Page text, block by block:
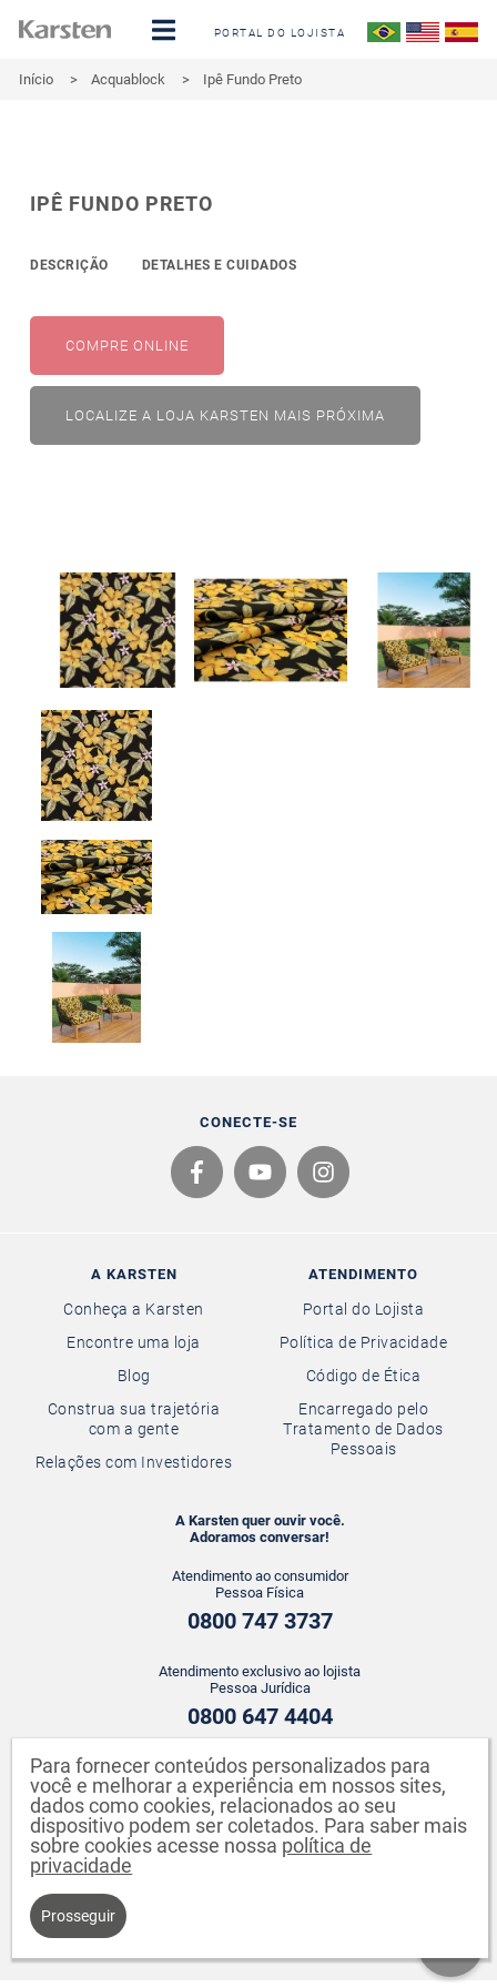
PORTAL DO LOJISTA
Início > Acquablock > Ipê Fundo Preto
IPÊ FUNDO PRETO
DESCRIÇÃO DETALHES E CUIDADOS
COMPRE ONLINE
LOCALIZE A LOJA KARSTEN MAIS PRÓXIMA
CONECTE-SE
A KARSTEN
Conheça a Karsten
Encontre uma loja
Blog
Construa sua trajetória
com a gente
Relações com Investidores
ATENDIMENTO
Portal do Lojista
Política de Privacidade
Código de Ética
Encarregado pelo
Tratamento de Dados
Pessoais
ATENDIMENTO WHATSAPP
+55 43 3142-2149
A Karsten quer ouvir você.
Adoramos conversar!
Atendimento ao consumidor
Pessoa Física
0800 747 3737
Atendimento exclusivo ao lojista
Pessoa Jurídica
0800 647 4404
Karsten S.A. CNPJ: 82.640.558/0001-04. Endereço: Rua Johann Karsten,
Para fornecer conteúdos personalizados para
você e melhorar a experiência em nossos sites,
dados como cookies, relacionados ao seu
dispositivo podem ser coletados. Para saber mais
sobre cookies acesse nossa política de
privacidade
Prosseguir